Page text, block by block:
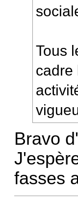
Tous
cadre
Bravo
fasses